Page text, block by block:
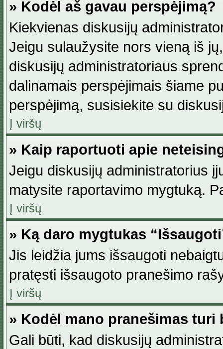
» Kodėl aš gavau perspėjimą?
Kiekvienas diskusijų
Jeigu sulaužysite nors vieną iš
diskusijų administratoriaus
dalinamais perspėjimais šiame
perspėjimą, susisiekite su
Į viršų
» Kaip raportuoti apie
Jeigu diskusijų administratorius
matysite raportavimo mygtuką.
Į viršų
» Ką daro mygtukas
Jis leidžia jums išsaugoti
pratęsti išsaugoto pranešimo
Į viršų
» Kodėl mano pranešimas
Gali būti, kad diskusijų